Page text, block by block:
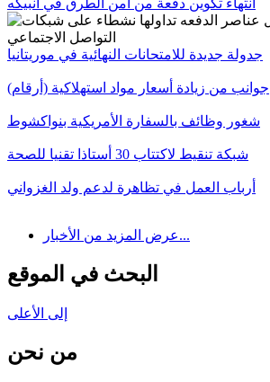
انتهاء تكوين دفعة من أمن الطرق في انبيكه
جدولة جديدة للامتحانات النهائية في موريتانيا
جوانب من زيادة أسعار مواد استهلاكية (أرقام)
شغور وظائف بالسفارة الأمريكية بنواكشوط
شبكة تنقيط لاكتتاب 30 أستاذا تقنيا للصحة
أرباب العمل في تظاهرة لدعم ولد الغزواني
عرض المزيد من الأخبار...
البحث في الموقع
إلى الأعلى
من نحن